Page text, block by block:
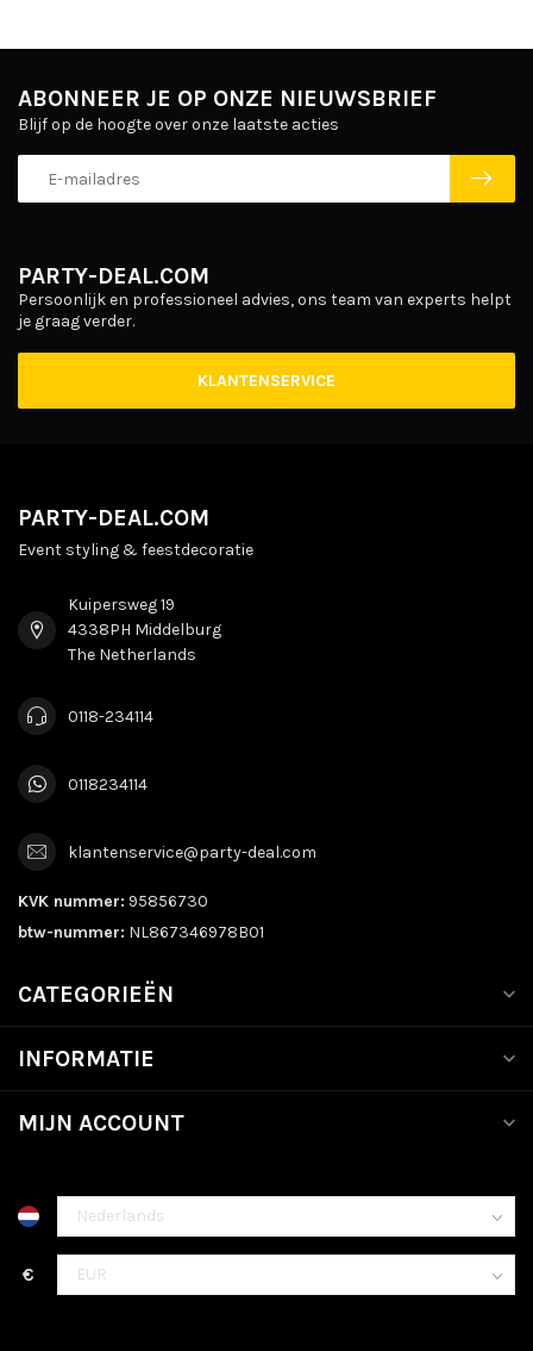
PARTY-DEAL.COM
Persoonlijk en professioneel advies, ons team van experts helpt
je graag verder.
KLANTENSERVICE
ABONNEER JE OP ONZE NIEUWSBRIEF
Blijf op de hoogte over onze laatste acties
PARTY-DEAL.COM
Event styling & feestdecoratie
Kuipersweg 19
4338PH Middelburg
The Netherlands
0118-234114
0118234114
klantenservice@party-deal.com
KVK nummer: 95856730
btw-nummer: NL867346978B01
CATEGORIEËN
INFORMATIE
MIJN ACCOUNT
€